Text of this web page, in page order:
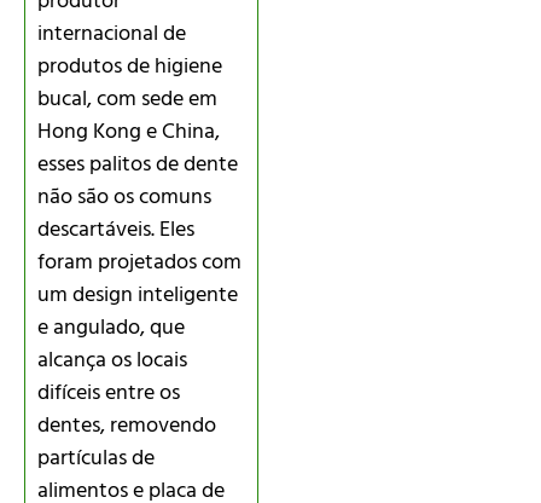
internacional de
produtos de higiene
bucal, com sede em
Hong Kong e China,
esses palitos de dente
não são os comuns
descartáveis. Eles
foram projetados com
um design inteligente
e angulado, que
alcança os locais
difíceis entre os
dentes, removendo
partículas de
alimentos e placa de